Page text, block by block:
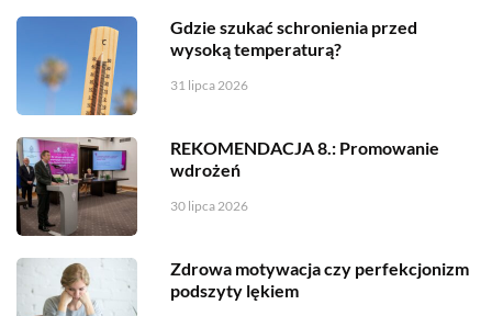
Gdzie szukać schronienia przed
wysoką temperaturą?
31 lipca 2026
REKOMENDACJA 8.: Promowanie
wdrożeń
30 lipca 2026
Zdrowa motywacja czy perfekcjonizm
podszyty lękiem